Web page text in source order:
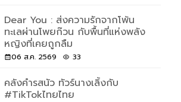
Dear You : ส่งความรักจากโพ้น
ทะเลผ่านโพยก๊วน กับพื้นที่แห่งพลัง
หญิงที่เคยถูกลืม
06 ส.ค. 2569 33
คลังคำรสนัว ทัวร์นางเลิ้งกับ
#TikTokไทยไทย